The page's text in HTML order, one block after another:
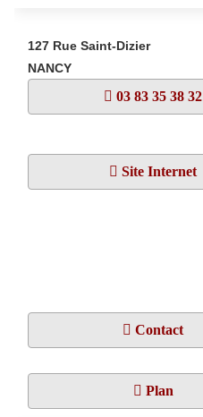
127 Rue Saint-Dizier
NANCY
03 83 35 38 32
Site Internet
Contact
Plan